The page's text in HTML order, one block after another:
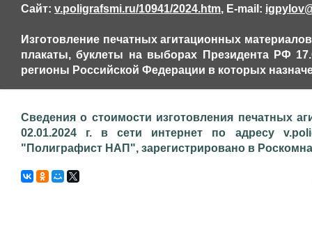
Сайт: v.poligrafsmi.ru/10941/2024.htm, E-mail:
Изготовление печатных агитационных
плакаты, буклеты на выборах Президента РФ
регионы Российской Федерации в которых
Сведения о стоимости изготовления печатных
02.01.2024 г. в сети интернет по адресу
"Полиграфист НАП", зарегистрировано в